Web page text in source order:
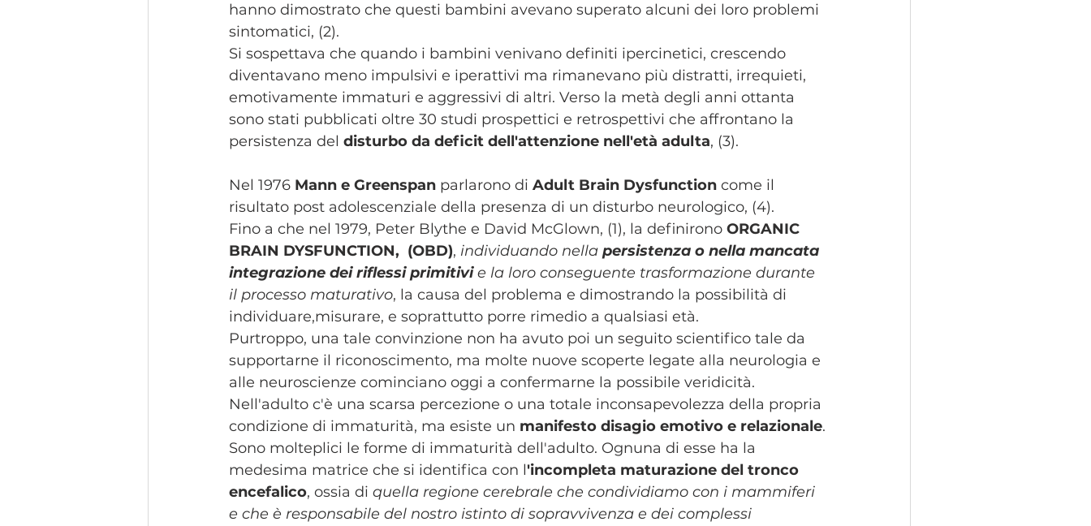
hanno dimostrato che questi bambini avevano superato alcuni dei loro problemi
sintomatici, (2).
Si sospettava che quando i bambini venivano definiti ipercinetici, crescendo
diventavano meno impulsivi e iperattivi ma rimanevano più distratti, irrequieti,
emotivamente immaturi e aggressivi di altri. Verso la metà degli anni ottanta
sono stati pubblicati oltre 30 studi prospettici e retrospettivi che affrontano la
persistenza del disturbo da deficit dell'attenzione nell'età adulta, (3).
Nel 1976 Mann e Greenspan parlarono di Adult Brain Dysfunction come il
risultato post adolescenziale della presenza di un disturbo neurologico, (4).
Fino a che nel 1979, Peter Blythe e David McGlown, (1), la definirono ORGANIC
BRAIN DYSFUNCTION,  (OBD), individuando nella persistenza o nella mancata
integrazione dei riflessi primitivi e la loro conseguente trasformazione durante
il processo maturativo, la causa del problema e dimostrando la possibilità di
individuare,misurare, e soprattutto porre rimedio a qualsiasi età.
Purtroppo, una tale convinzione non ha avuto poi un seguito scientifico tale da
supportarne il riconoscimento, ma molte nuove scoperte legate alla neurologia e
alle neuroscienze cominciano oggi a confermarne la possibile veridicità.
​Nell'adulto c'è una scarsa percezione o una totale inconsapevolezza della propria
condizione di immaturità, ma esiste un manifesto disagio emotivo e relazionale.
Sono molteplici le forme di immaturità dell'adulto. Ognuna di esse ha la
medesima matrice che si identifica con l'incompleta maturazione del tronco
encefalico, ossia di quella regione cerebrale che condividiamo con i mammiferi
e che è responsabile del nostro istinto di sopravvivenza e dei complessi